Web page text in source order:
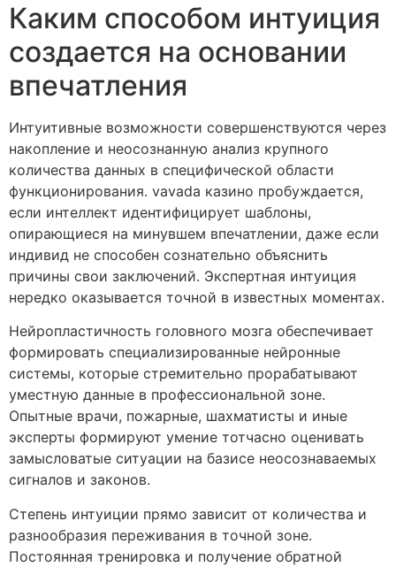
Каким способом интуиция
создается на основании
впечатления
Интуитивные возможности совершенствуются через
накопление и неосознанную анализ крупного
количества данных в специфической области
функционирования. vavada казино пробуждается,
если интеллект идентифицирует шаблоны,
опирающиеся на минувшем впечатлении, даже если
индивид не способен сознательно объяснить
причины свои заключений. Экспертная интуиция
нередко оказывается точной в известных моментах.
Нейропластичность головного мозга обеспечивает
формировать специализированные нейронные
системы, которые стремительно прорабатывают
уместную данные в профессиональной зоне.
Опытные врачи, пожарные, шахматисты и иные
эксперты формируют умение тотчасно оценивать
замысловатые ситуации на базисе неосознаваемых
сигналов и законов.
Степень интуиции прямо зависит от количества и
разнообразия переживания в точной зоне.
Постоянная тренировка и получение обратной